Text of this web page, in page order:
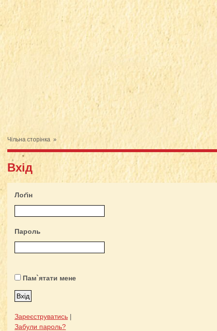
Чільна сторінка »
Вхід
Лоґін
Пароль
Пам`ятати мене
Зареєструватись |
Забули пароль?